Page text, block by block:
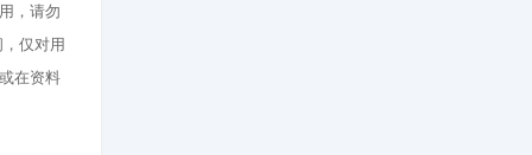
，请勿
仅对用
在资料